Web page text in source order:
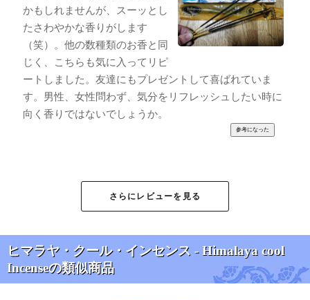
かもしれませんが、スーッとし
たさわやかな香りがします
（笑）。他の数種類のお香と同
じく、こちらも気に入ってリピ
ートしました。友達にもプレゼントして喜ばれていま
す。男性、女性問わず、気分をリフレッシュしたい時に
向く香りではないでしょうか。
竹内 香織様
りに戻りつつある感じです。
いつも愛用しています。
さらにレビューを見る
ヒマラヤ・クール・インセンス - Himalaya cool
Incenseの類似商品